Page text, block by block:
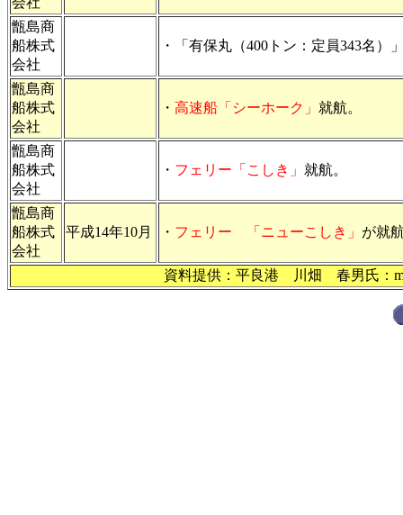
甑島商
船株式
会社
・「有保丸（400トン：定員343名）
甑島商
船株式
会社
・ 高速船「シーホーク」 就航。
甑島商
船株式
会社
・ フェリー「こしき」 就航。
甑島商
船株式
会社
平成14年10月 ・ フェリー 「ニューこしき」 が就
資料提供：平良港 川畑 春男氏：